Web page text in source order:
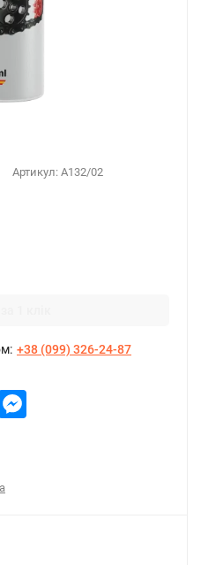
Артикул: A132/02
+38 (099) 326-24-87